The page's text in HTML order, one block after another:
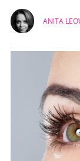
ANITA